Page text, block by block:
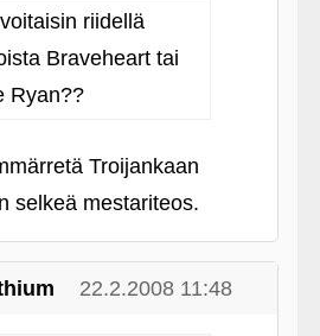
riidellä
Braveheart tai
Ryan??
Troijankaan
selkeä mestariteos.
22.2.2008 11:48